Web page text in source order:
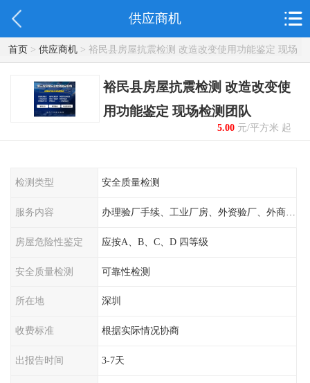
供应商机
首页> 供应商机> 裕民县房屋抗震检测 改造改变使用功能鉴定 现场
检测团队
裕民县房屋抗震检测 改造改变使
用功能鉴定 现场检测团队
5.00元/平方米 起
检测类型 安全质量检测
服务内容
房屋危险性鉴定 应按A、B、C、D 四等级
安全质量检测 可靠性检测
所在地 深圳
收费标准 根据实际情况协商
出报告时间 3-7天